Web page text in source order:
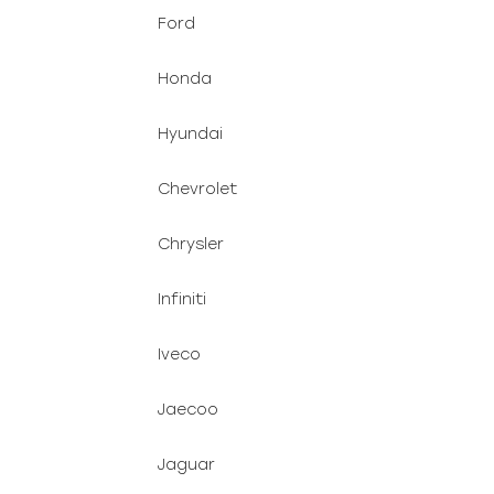
Ford
Honda
Hyundai
Chevrolet
Chrysler
Infiniti
Iveco
Jaecoo
Jaguar